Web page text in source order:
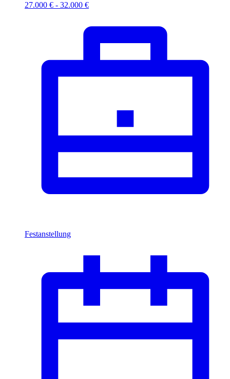
27.000 € - 32.000 €
Festanstellung